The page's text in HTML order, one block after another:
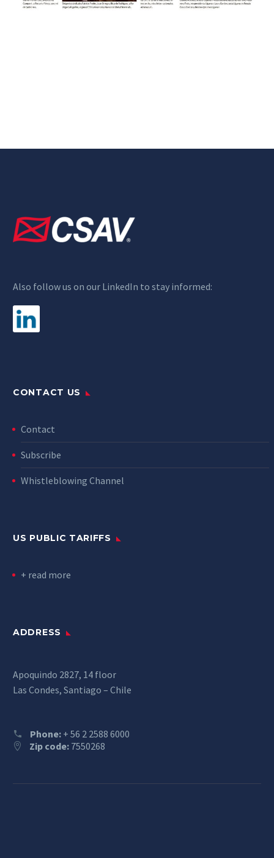
Also follow us on our LinkedIn to stay informed:
CONTACT US
Contact
Subscribe
Whistleblowing Channel
US PUBLIC TARIFFS
+ read more
ADDRESS
Apoquindo 2827, 14 floor
Las Condes, Santiago – Chile
Phone: + 56 2 2588 6000
Zip code: 7550268